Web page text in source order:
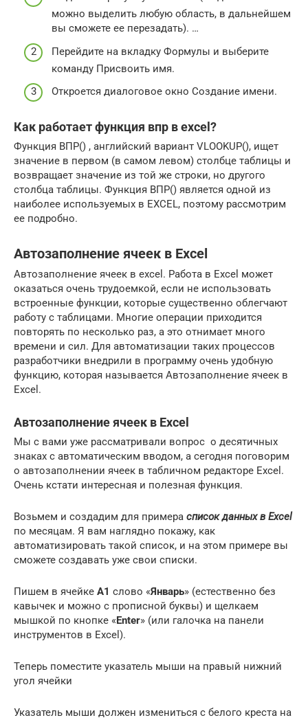
можно выделить любую область, в дальнейшем
вы сможете ее перезадать). …
Перейдите на вкладку Формулы и выберите
команду Присвоить имя.
Откроется диалоговое окно Создание имени.
Как работает функция впр в excel?
Функция ВПР() , английский вариант VLOOKUP(), ищет
значение в первом (в самом левом) столбце таблицы и
возвращает значение из той же строки, но другого
столбца таблицы. Функция ВПР() является одной из
наиболее используемых в EXCEL, поэтому рассмотрим
ее подробно.
Автозаполнение ячеек в Excel
Автозаполнение ячеек в excel. Работа в Excel может
оказаться очень трудоемкой, если не использовать
встроенные функции, которые существенно облегчают
работу с таблицами. Многие операции приходится
повторять по несколько раз, а это отнимает много
времени и сил. Для автоматизации таких процессов
разработчики внедрили в программу очень удобную
функцию, которая называется Автозаполнение ячеек в
Excel.
Автозаполнение ячеек в Excel
Мы с вами уже рассматривали вопрос о десятичных
знаках с автоматическим вводом, а сегодня поговорим
о автозаполнении ячеек в табличном редакторе Excel.
Очень кстати интересная и полезная функция.
Возьмем и создадим для примера список данных вExcel
по месяцам. Я вам наглядно покажу, как
автоматизировать такой список, и на этом примере вы
сможете создавать уже свои списки.
Пишем в ячейке А1 слово «Январь» (естественно без
кавычек и можно с прописной буквы) и щелкаем
мышкой по кнопке «Enter» (или галочка на панели
инструментов в Excel).
Теперь поместите указатель мыши на правый нижний
угол ячейки
Указатель мыши должен измениться с белого креста на